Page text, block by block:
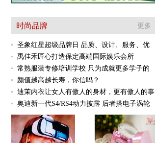
时尚品牌 更多
圣象红星超级品牌日 品质、设计、服务、优
禹佳禾匠心打造保定高端国际娱乐会所
常熟服装专修培训学校 只为成就更多学子的
颜值越高越长寿，你信吗？
迪茉内衣让女人有傲人的身材，更有傲人的事
奥迪新一代S4/RS4动力披露 后者搭电子涡轮